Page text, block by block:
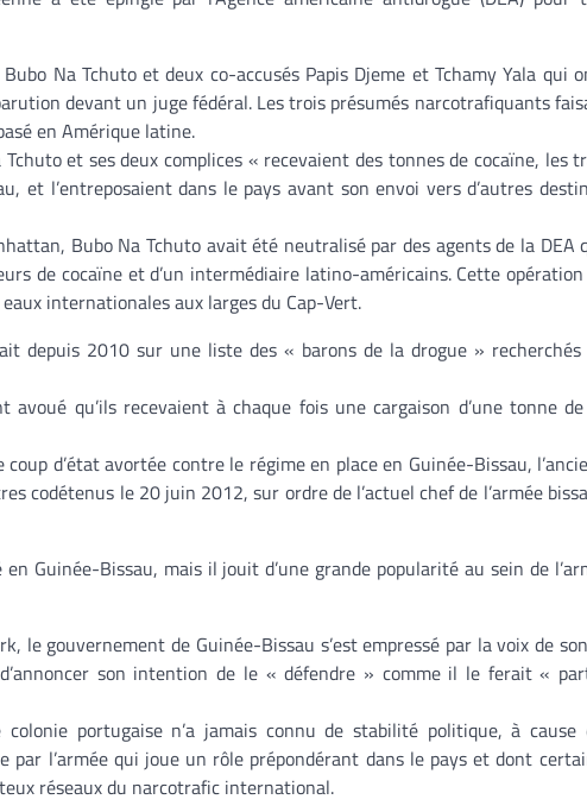
Na Tchuto et deux co-accusés Papis Djeme et Tchamy Yala qui
devant un juge fédéral. Les trois présumés narcotrafiquants
en Amérique latine.
Tchuto et ses deux complices « recevaient des tonnes de cocaïne, les
et l’entreposaient dans le pays avant son envoi vers d’autres
Bubo Na Tchuto avait été neutralisé par des agents de la
de cocaïne et d’un intermédiaire latino-américains. Cette
internationales aux larges du Cap-Vert.
depuis 2010 sur une liste des « barons de la drogue »
avoué qu’ils recevaient à chaque fois une cargaison d’une tonne
d’état avortée contre le régime en place en Guinée-Bissau,
codétenus le 20 juin 2012, sur ordre de l’actuel chef de l’armée
Guinée-Bissau, mais il jouit d’une grande popularité au sein de
le gouvernement de Guinée-Bissau s’est empressé par la voix de
son intention de le « défendre » comme il le ferait «
colonie portugaise n’a jamais connu de stabilité politique, à cause
l’armée qui joue un rôle prépondérant dans le pays et dont
réseaux du narcotrafic international.